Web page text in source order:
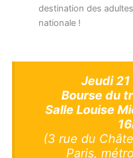
destination des
nationale !
Jeudi
Bourse du
Salle Louise
(3 rue du
Paris,